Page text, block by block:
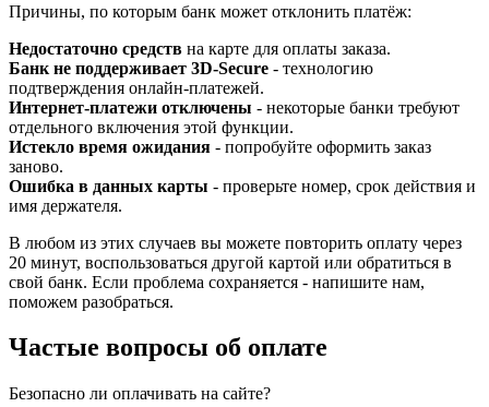
Причины, по которым банк может отклонить платёж:
Недостаточно средств на карте для оплаты заказа.
Банк не поддерживает 3D-Secure - технологию
подтверждения онлайн-платежей.
Интернет-платежи отключены - некоторые банки требуют
отдельного включения этой функции.
Истекло время ожидания - попробуйте оформить заказ
заново.
Ошибка в данных карты - проверьте номер, срок действия и
имя держателя.
В любом из этих случаев вы можете повторить оплату через
20 минут, воспользоваться другой картой или обратиться в
свой банк. Если проблема сохраняется - напишите нам,
поможем разобраться.
Частые вопросы об оплате
Безопасно ли оплачивать на сайте?